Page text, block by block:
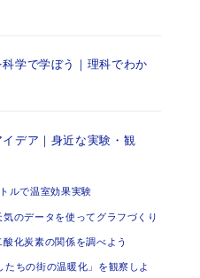
学で学ぼう｜理科でわか
デア｜身近な実験・観
ルで温室効果実験
のデータを使ってグラフづくり
化炭素の関係を調べよう
ちの街の温暖化」を観察しよ